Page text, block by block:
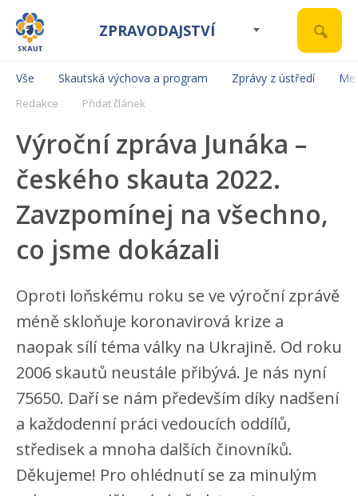
ZPRAVODAJSTVÍ
Vše Skautská výchova a program Zprávy z ústředí
Redakce Přidat článek
Výroční zpráva Junáka –
českého skauta 2022.
Zavzpomínej na všechno,
co jsme dokázali
Oproti loňskému roku se ve výroční zprávě
méně skloňuje koronavirová krize a
naopak sílí téma války na Ukrajině. Od roku
2006 skautů neustále přibývá. Je nás nyní
75650. Daří se nám především díky nadšení
a každodenní práci vedoucích oddílů,
středisek a mnoha dalších činovníků.
Děkujeme! Pro ohlédnutí se za minulým